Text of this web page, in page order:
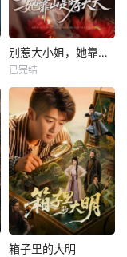
别惹大小姐，她靠山是哮天犬
已完结
箱子里的大明